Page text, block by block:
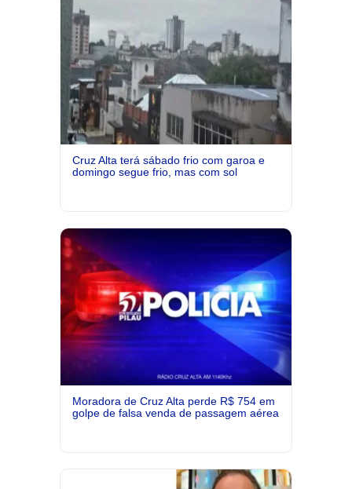
Cruz Alta terá sábado frio com garoa e
domingo segue frio, mas com sol
Moradora de Cruz Alta perde R$ 754 em
golpe de falsa venda de passagem aérea